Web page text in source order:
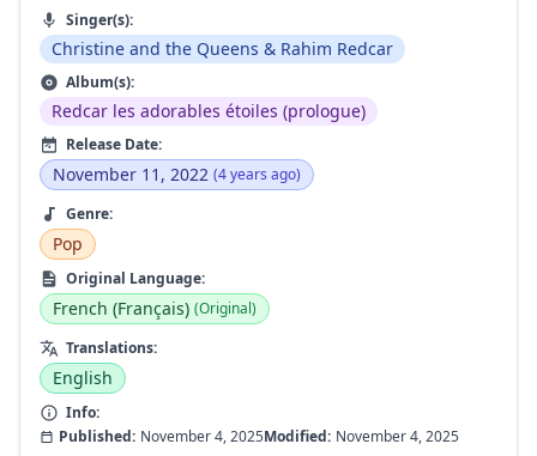
Singer(s):
Christine and the Queens & Rahim Redcar
Album(s):
Redcar les adorables étoiles (prologue)
Release Date:
November 11, 2022 (4 years ago)
Genre:
Pop
Original Language:
French (Français) (Original)
Translations:
English
Info:
Published: November 4, 2025Modified: November 4, 2025